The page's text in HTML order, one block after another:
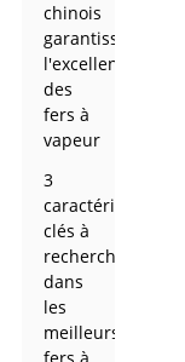
chinois
garantissent
l'excellence
des
fers à
vapeur
3
caractéristiques
clés à
rechercher
dans
les
meilleurs